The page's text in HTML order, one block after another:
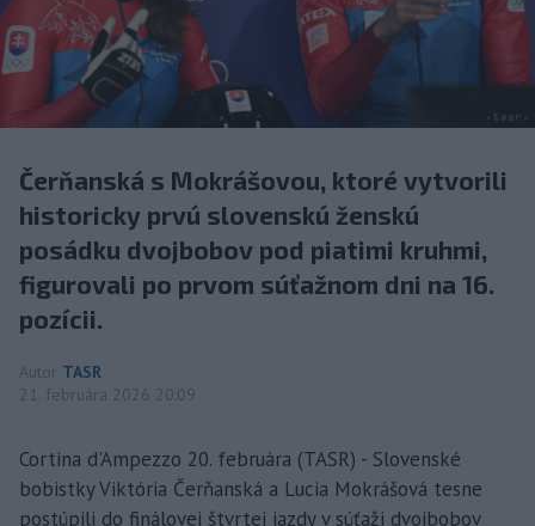
Čerňanská s Mokrášovou, ktoré vytvorili
historicky prvú slovenskú ženskú
posádku dvojbobov pod piatimi kruhmi,
figurovali po prvom súťažnom dni na 16.
pozícii.
Autor TASR
21. februára 2026 20:09
Cortina d'Ampezzo 20. februára (TASR) - Slovenské
bobistky Viktória Čerňanská a Lucia Mokrášová tesne
postúpili do finálovej štvrtej jazdy v súťaži dvojbobov